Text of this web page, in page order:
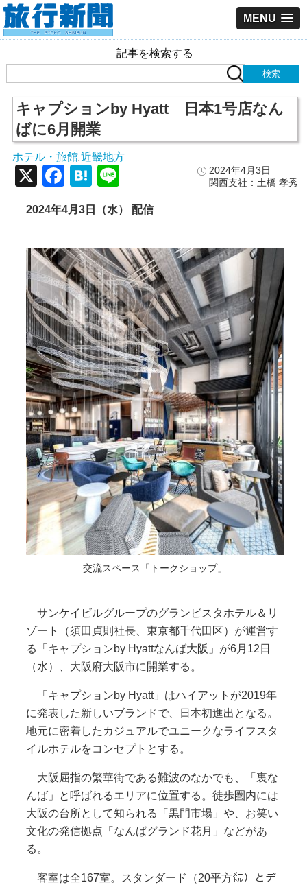
MENU
記事を検索する
キャプションby Hyatt 日本1号店なん
ばに6月開業
ホテル・旅館 近畿地方
2024年4月3日
関西支社：土橋 孝秀
X Facebook
Hatena
2024年4月3日（水） 配信
交流スペース「トークショップ」
サンケイビルグループのグランビスタホテル＆リ
ゾート（須田貞則社長、東京都千代田区）が運営す
る「キャプションby Hyattなんば大阪」が6月12日
（水）、大阪府大阪市に開業する。
「キャプションby Hyatt」はハイアットが2019年
に発表した新しいブランドで、日本初進出となる。
地元に密着したカジュアルでユニークなライフスタ
イルホテルをコンセプトとする。
大阪屈指の繁華街である難波のなかでも、「裏な
んば」と呼ばれるエリアに位置する。徒歩圏内には
大阪の台所として知られる「黒門市場」や、お笑い
文化の発信拠点「なんばグランド花月」などがあ
る。
客室は全167室。スタンダード（20平方㍍）とデ